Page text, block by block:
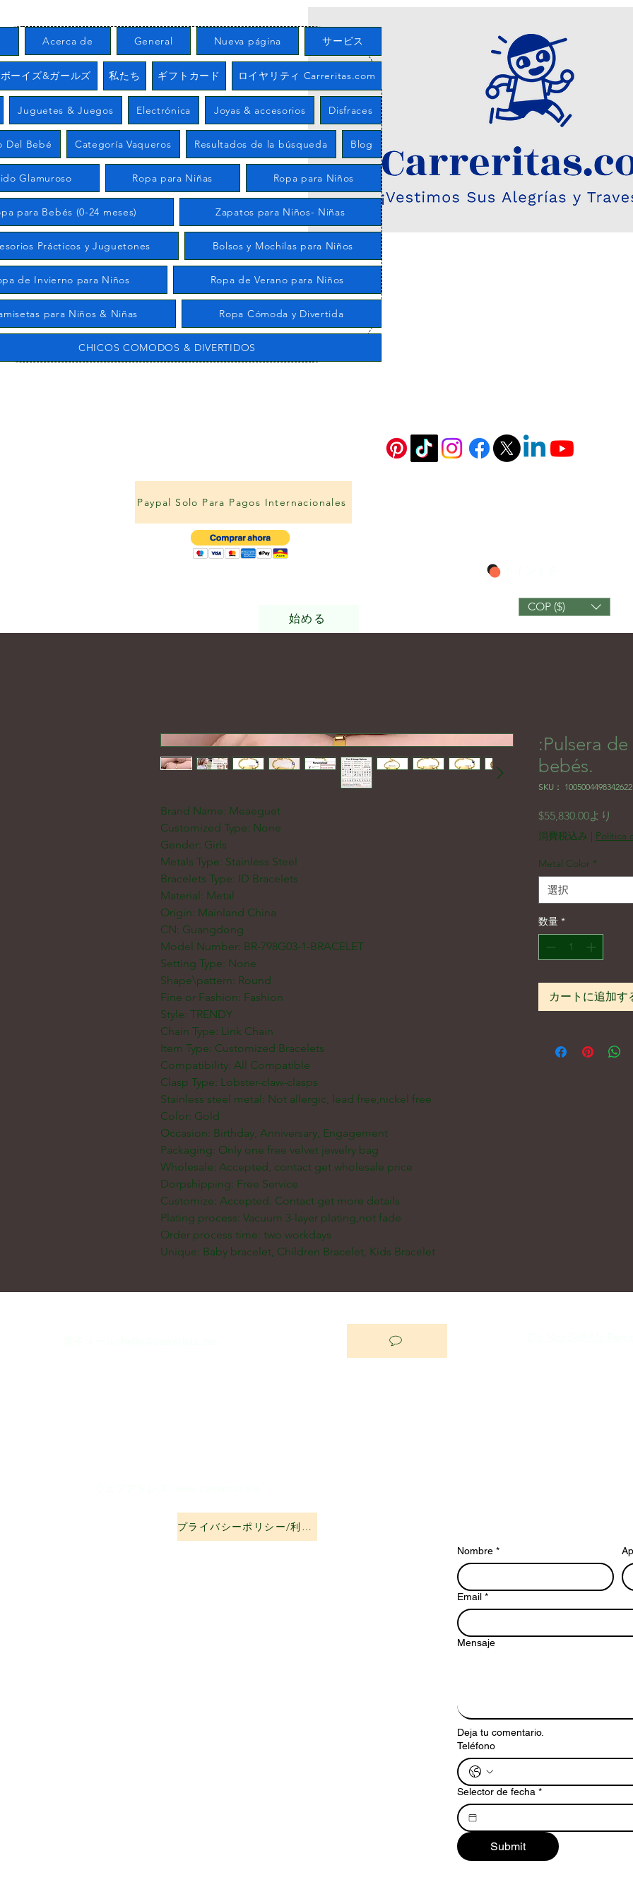
Acerca de General Nueva página サービス
ーイズ&ガールズ 私たち ギフトカード ロイヤリティ Carreritas.com
Juguetes & Juegos Electrónica Joyas & accesorios Disfraces
Del Bebé Categoría Vaqueros Resultados de la búsqueda Blog
Glamuroso Ropa para Niñas Ropa para Niños
para Bebés (0-24 meses) Zapatos para Niños- Niñas
Prácticos y Juguetones Bolsos y Mochilas para Niños
de Invierno para Niños Ropa de Verano para Niños
para Niños & Niñas Ropa Cómoda y Divertida
CHICOS COMODOS & DIVERTIDOS
Paypal Solo Para Pagos Internacionales
始める
COP ($)
Brand Name: Meaeguet
Customized Type: None
Gender: Girls
Metals Type: Stainless Steel
Bracelets Type: ID Bracelets
Material: Metal
Origin: Mainland China
CN: Guangdong
Model Number: BR-798G03-1-BRACELET
Setting Type: None
Shape\pattern: Round
Fine or Fashion: Fashion
Style: TRENDY
Chain Type: Link Chain
Item Type: Customized Bracelets
Compatibility: All Compatible
Clasp Type: Lobster-claw-clasps
Stainless steel metal: Not allergic, lead free,nickel free
Color: Gold
Occasion: Birthday, Anniversary, Engagement
Packaging: Only one free velvet jewelry bag
Wholesale: Accepted, contact get wholesale price
Dorpshipping: Free Service
Customize: Accepted. Contact get more details
Plating process: Vacuum 3-layer plating,not fade
Order process time: two workdays
Unique: Baby bracelet, Children Bracelet, Kids Bracelet
:Pulsera
bebés.
SKU： 1005004498342622
$55,830.00より
消費税込み | Politica
Metal Color *
選択
数量 *
カートに追加す
プライバシーポリシー/利用規約
Nombre *
Email *
Mensaje
Deja tu comentario.
Teléfono
Selector de fecha *
Submit